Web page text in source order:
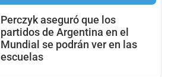
Perczyk aseguró que los
partidos de Argentina en el
Mundial se podrán ver en las
escuelas